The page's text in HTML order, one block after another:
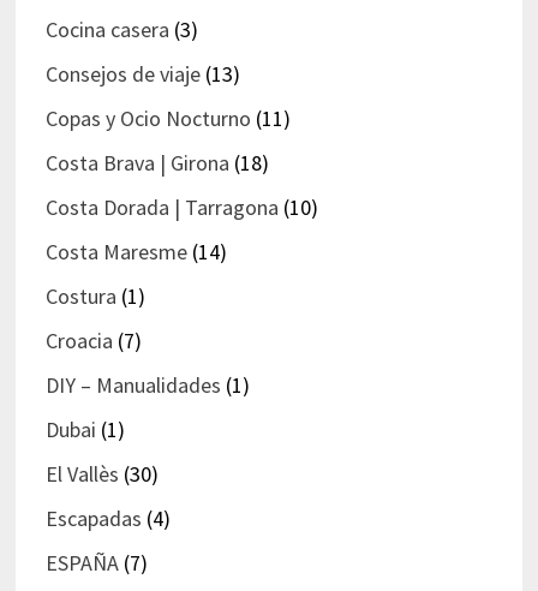
Cocina casera (3)
Consejos de viaje(13)
Copas y Ocio Nocturno (11)
Costa Brava | Girona (18)
Costa Dorada | Tarragona (10)
Costa Maresme(14)
Costura (1)
Croacia (7)
DIY – Manualidades (1)
Dubai (1)
El Vallès (30)
Escapadas (4)
ESPAÑA(7)